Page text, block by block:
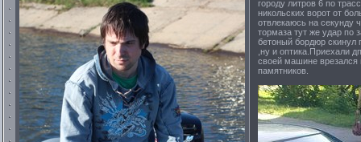
городу литров 6 по
никольских ворот от
отвлекаюсь на секунду
тормаза тут же удар по
бетоный бордюр скинул
,ну и оптика.Приехали
своей машине врезался
памятников.